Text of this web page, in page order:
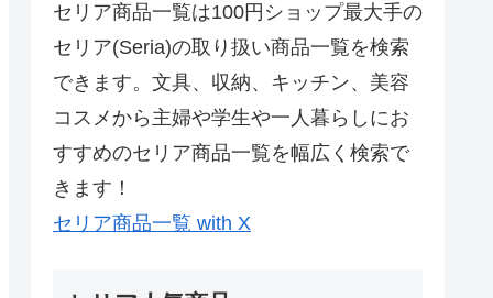
セリア商品一覧は100円ショップ最大手の
セリア(Seria)の取り扱い商品一覧を検索
できます。文具、収納、キッチン、美容
コスメから主婦や学生や一人暮らしにお
すすめのセリア商品一覧を幅広く検索で
きます！
セリア商品一覧 with X